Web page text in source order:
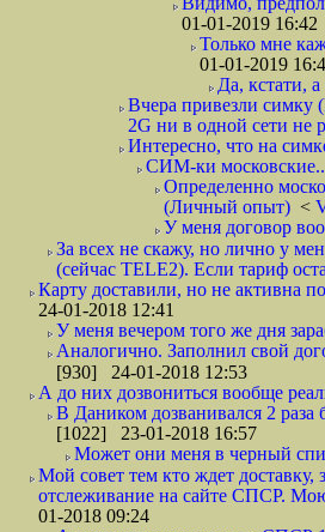
01-01-2019 16:42
Только мне
01-01-2019
Да, кстати,
Вчера привезли симку
2G ни в одной сети не
Интересно, что на
СИМ-ки
Определенно
(Личный опыт) <
У меня договор
За всех не скажу, но лично у
(сейчас TELE2). Если тариф
Карту доставили, но не активна
24-01-2018 12:41
У меня вечером того же дня
Аналогично. Заполнил свой
[930] 24-01-2018 12:53
А до них дозвониться вообще
В Даником дозванивался 2
[1022] 23-01-2018 16:57
Может они меня в черный
Мой совет тем кто ждет
отслеживание на сайте СПСР.
01-2018 09:24